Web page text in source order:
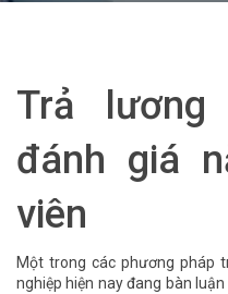
Trả
đánh giá
viên
Một trong các phương pháp
nghiệp hiện nay đang bàn